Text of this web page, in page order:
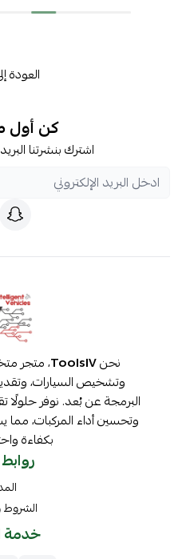
العودة
كن أول
اشترك بنشرتنا
نحنToolsIV، متجر
وتشخيص السيارات،
البرمجة عن بُعد. نوفر حلولًا
وتحسين أداء المركبات،
بكفاءة
الشروط
خدمة